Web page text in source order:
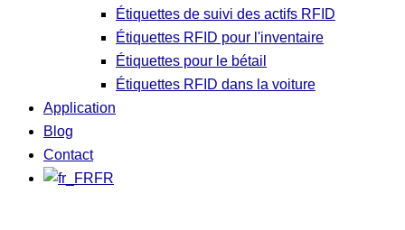
Étiquettes de suivi des actifs RFID
Étiquettes RFID pour l'inventaire
Étiquettes pour le bétail
Étiquettes RFID dans la voiture
Application
Blog
Contact
FR